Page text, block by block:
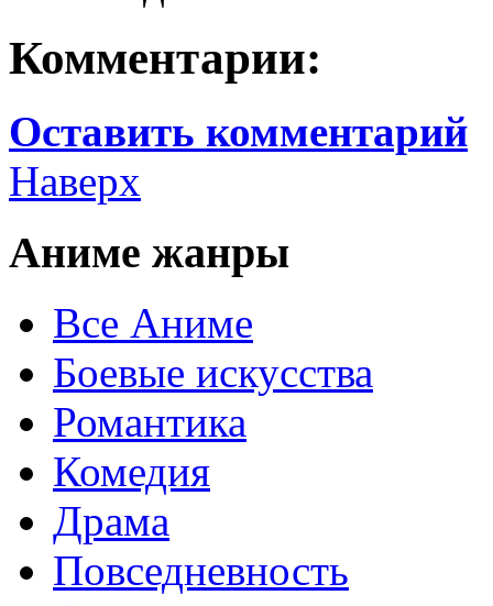
Комментарии:
Оставить комментарий
Наверх
Аниме жанры
Все Аниме
Боевые искусства
Романтика
Комедия
Драма
Повседневность